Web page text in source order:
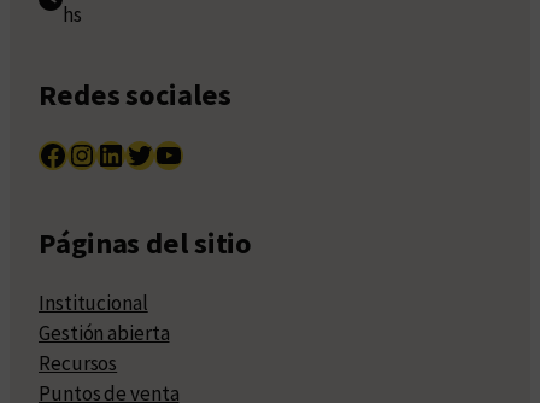
hs
Redes sociales
Facebook InstagramLinkedIn Twitter YouTube
Páginas del sitio
Institucional
Gestión abierta
Recursos
Puntos de venta